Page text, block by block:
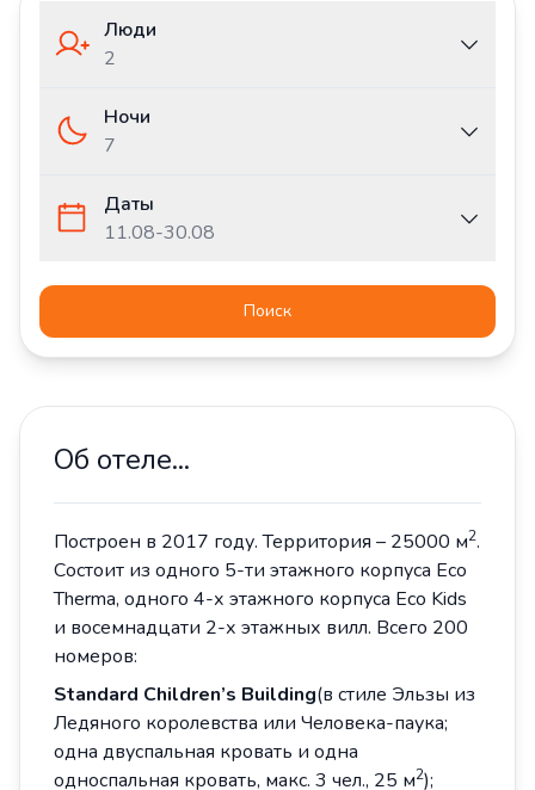
Люди
2
Ночи
7
Даты
11.08-30.08
Поиск
Об отеле...
Построен в 2017 году. Территория – 25000 м2.
Состоит из одного 5-ти этажного корпуса Eco
Therma, одного 4-х этажного корпуса Eco Kids
и восемнадцати 2-х этажных вилл. Всего 200
номеров:
Standard Children’s Building(в стиле Эльзы из
Ледяного королевства или Человека-паука;
одна двуспальная кровать и одна
односпальная кровать, макс. 3 чел., 25 м2);